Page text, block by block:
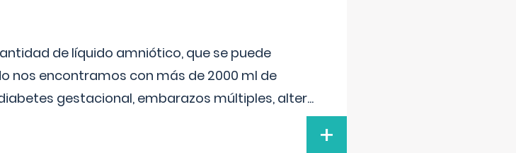
de líquido amniótico, que se puede
nos encontramos con más de 2000 ml de
gestacional, embarazos múltiples, alter...
+